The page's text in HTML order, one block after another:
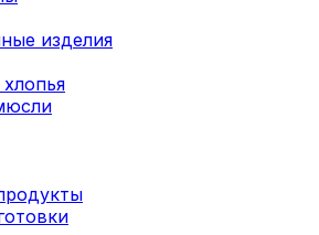
изделия